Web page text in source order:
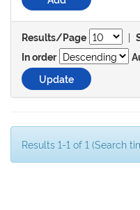
Results/Page |
In order
Results 1-1 of 1 (Search